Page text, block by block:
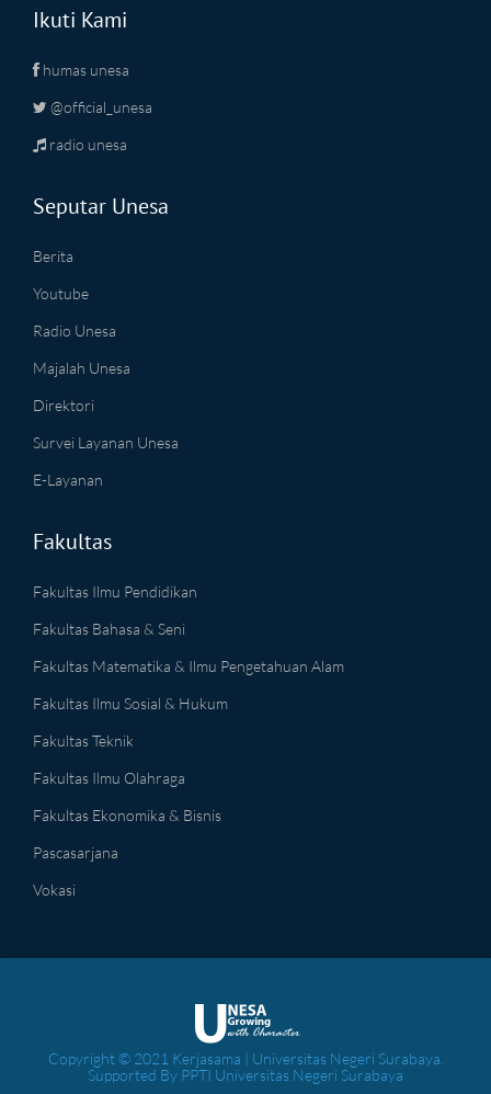
Ikuti Kami
humas unesa
@official_unesa
radio unesa
Seputar Unesa
Berita
Youtube
Radio Unesa
Majalah Unesa
Direktori
Survei Layanan Unesa
E-Layanan
Fakultas
Fakultas Ilmu Pendidikan
Fakultas Bahasa & Seni
Fakultas Matematika & Ilmu Pengetahuan Alam
Fakultas Ilmu Sosial & Hukum
Fakultas Teknik
Fakultas Ilmu Olahraga
Fakultas Ekonomika & Bisnis
Pascasarjana
Vokasi
Copyright © 2021 Kerjasama | Universitas Negeri Surabaya.
Supported By PPTI Universitas Negeri Surabaya